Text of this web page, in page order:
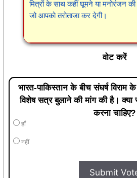
मित्रों के साथ कहीं घूमने या मनोरंजन
जो आपको तरोताजा कर देगी।
वोट करें
भारत-पाकिस्तान के बीच संघर्ष
विशेष सत्र बुलाने की मांग की है। क्या
करना चाहिए?
हाँ
नहीं
Submit